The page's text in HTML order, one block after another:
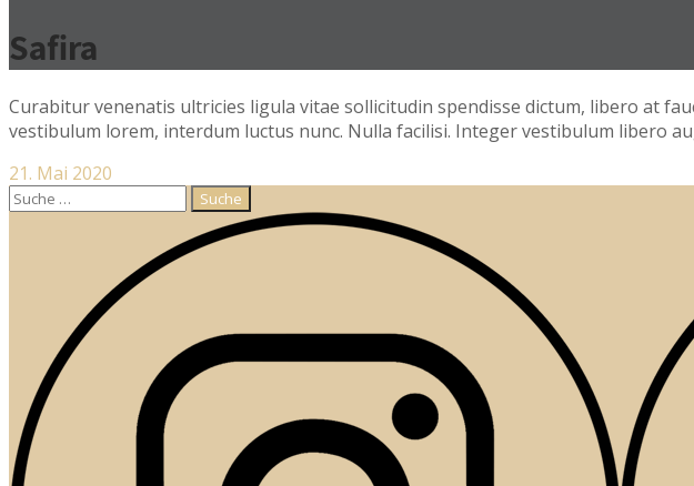
Safira
Curabitur venenatis ultricies ligula vitae sollicitudin spendisse dictum, libero at
vestibulum lorem, interdum luctus nunc. Nulla facilisi. Integer vestibulum libero
21. Mai 2020